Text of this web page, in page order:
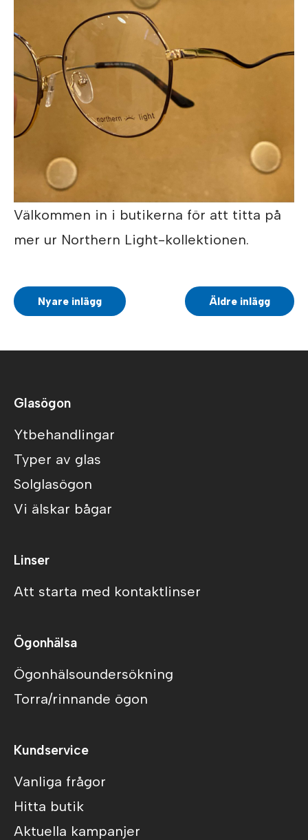
Välkommen in i butikerna för att titta på
mer ur Northern Light-kollektionen.
Nyare inlägg Äldre inlägg
Glasögon
Ytbehandlingar
Typer av glas
Solglasögon
Vi älskar bågar
Linser
Att starta med kontaktlinser
Ögonhälsa
Ögonhälsoundersökning
Torra/rinnande ögon
Kundservice
Vanliga frågor
Hitta butik
Aktuella kampanjer